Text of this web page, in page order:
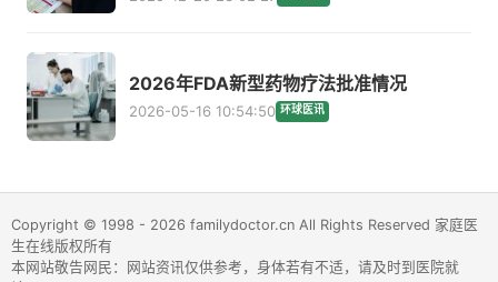
2026年FDA新型药物疗法批准情况
2026-05-16 10:54:50 环球医讯
Copyright © 1998 - 2026 familydoctor.cn All Rights Reserved 家庭医
生在线版权所有
本网站敬告网民：网站资讯仅供参考，身体若有不适，请及时到医院就